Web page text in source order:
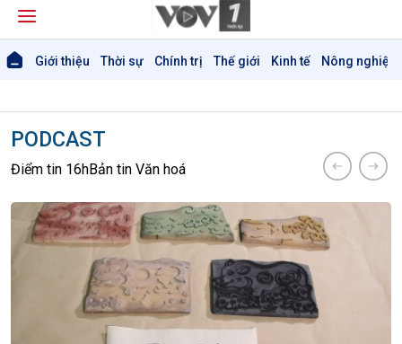
Giới thiệu Thời sự Chính trị Thế giới Kinh tế Nông nghiệp
PODCAST
Điểm tin 16hBản tin Văn hoá